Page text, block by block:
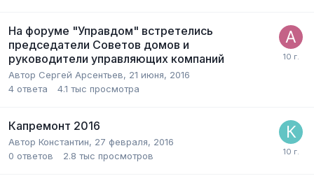
На форуме "Управдом" встретелись
председатели Советов домов и
руководители управляющих компаний
Автор Сергей Арсентьев, 21 июня, 2016
4 ответа 4.1 тыс просмотра
Капремонт 2016
Автор Константин, 27 февраля, 2016
0 ответов 2.8 тыс просмотров